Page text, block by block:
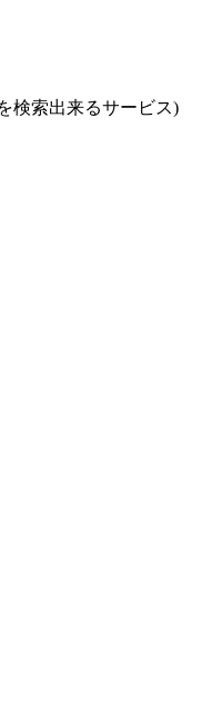
検索出来るサービス)